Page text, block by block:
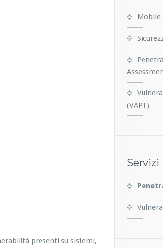
presenti su sistemi,
Mobile
(VAPT)
Servizi